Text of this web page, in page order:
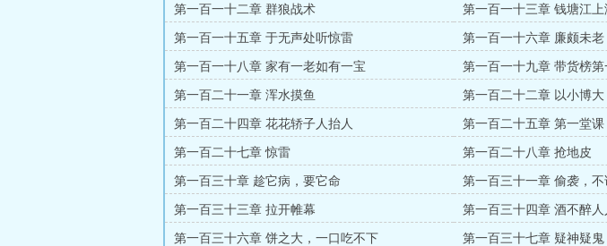
第一百一十二章 群狼战术 第一百一十三章 钱塘江上
第一百一十五章 于无声处听惊雷 第一百一十六章 廉颇未
第一百一十八章 家有一老如有一宝 第一百一十九章 带货榜第
第一百二十一章 浑水摸鱼 第一百二十二章 以小博大
第一百二十四章 花花轿子人抬人 第一百二十五章 第一堂课
第一百二十七章 惊雷 第一百二十八章 抢地皮
第一百三十章 趁它病，要它命 第一百三十一章 偷袭，
第一百三十三章 拉开帷幕 第一百三十四章 酒不醉
第一百三十六章 饼之大，一口吃不下 第一百三十七章 疑神疑鬼